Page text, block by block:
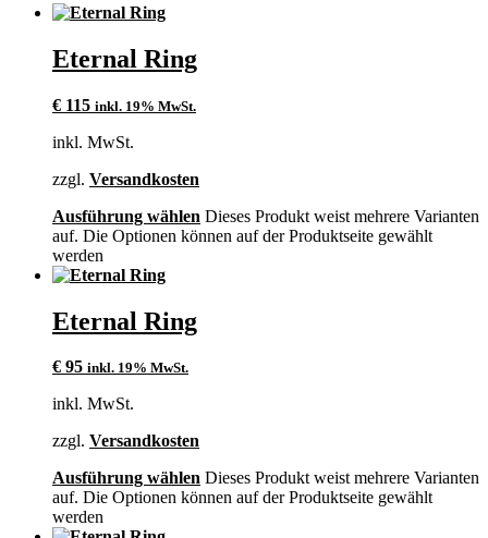
Eternal Ring
€ 115 inkl. 19% MwSt.
inkl. MwSt.
zzgl. Versandkosten
Ausführung wählen Dieses Produkt weist mehrere Varianten
auf. Die Optionen können auf der Produktseite gewählt
werden
Eternal Ring
€ 95 inkl. 19% MwSt.
inkl. MwSt.
zzgl. Versandkosten
Ausführung wählen Dieses Produkt weist mehrere Varianten
auf. Die Optionen können auf der Produktseite gewählt
werden